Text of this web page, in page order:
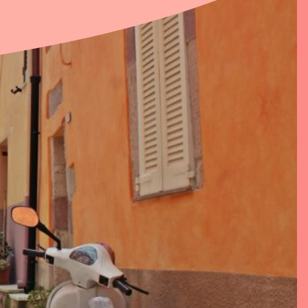
Eigen
documenten
Voorwaarden